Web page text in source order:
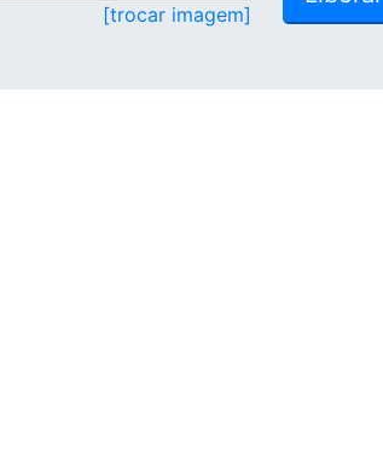
[trocar imagem]